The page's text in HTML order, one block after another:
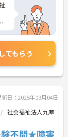
てもらう
新日：2025年09月04日
社会福祉法人九華
験不問★障害